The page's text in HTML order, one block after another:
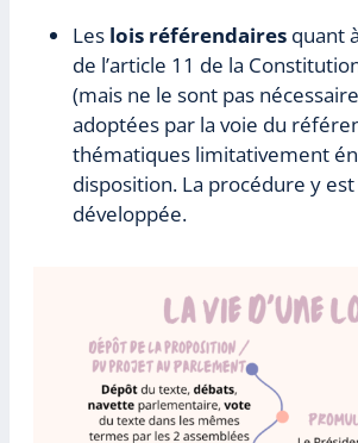
Les lois référendaires quant
de l’article 11 de la
(mais ne le sont pas
adoptées par la voie du
thématiques limitativement
disposition. La procédure y
développée.